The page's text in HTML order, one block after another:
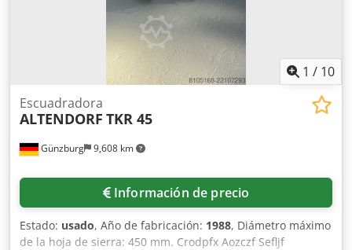
1 / 10
Günzburg 9,608 km
Escuadradora
ALTENDORF TKR 45
Información de precio
Estado: usado, Año de fabricación: 1988, Diámetro máximo
de la hoja de sierra: 450 mm. Crodpfx Aozczf Sefljf